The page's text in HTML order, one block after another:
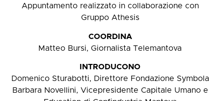
Appuntamento realizzato in collaborazione con
Gruppo Athesis
COORDINA
Matteo Bursi, Giornalista Telemantova
INTRODUCONO
Domenico Sturabotti, Direttore Fondazione Symbola
Barbara Novellini, Vicepresidente Capitale Umano e